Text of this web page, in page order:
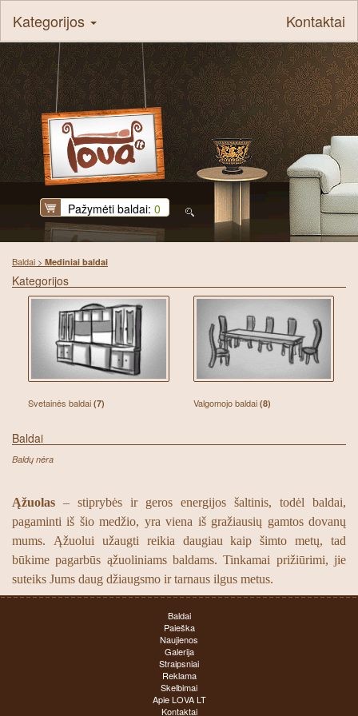
Kategorijos Kontaktai
Pažymėti baldai: 0
Baldai > Mediniai baldai
Kategorijos
Svetainės baldai (7) Valgomojo baldai (8)
Baldai
Baldų nėra
Ąžuolas – stiprybės ir geros energijos šaltinis, todėl baldai,
pagaminti iš šio medžio, yra viena iš gražiausių gamtos dovanų
mums. Ąžuolui užaugti reikia daugiau kaip šimto metų, tad
būkime pagarbūs ąžuoliniams baldams. Tinkamai prižiūrimi, jie
suteiks Jums daug džiaugsmo ir tarnaus ilgus metus.
Baldai
Paieška
Naujienos
Galerija
Straipsniai
Reklama
Skelbimai
Apie LOVA LT
Kontaktai